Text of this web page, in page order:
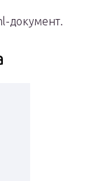
документ.